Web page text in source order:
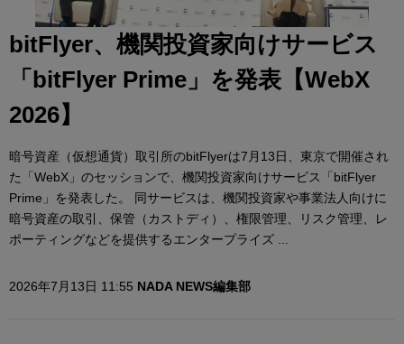
bitFlyer、機関投資家向けサービス
「bitFlyer Prime」を発表【WebX
2026】
暗号資産（仮想通貨）取引所のbitFlyerは7月13日、東京で開催され
た「WebX」のセッションで、機関投資家向けサービス「bitFlyer
Prime」を発表した。 同サービスは、機関投資家や事業法人向けに
暗号資産の取引、保管（カストディ）、権限管理、リスク管理、レ
ポーティングなどを提供するエンタープライズ ...
2026年7月13日 11:55 NADA NEWS編集部